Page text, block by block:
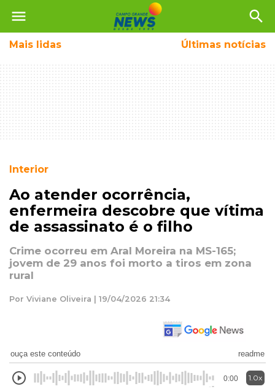
menu search
Mais lidas Últimas notícias
Interior
Ao atender ocorrência,
enfermeira descobre que vítima
de assassinato é o filho
Crime ocorreu em Aral Moreira na MS-165;
jovem de 29 anos foi morto a tiros em zona
rural
Por Viviane Oliveira | 19/04/2026 21:34
ouça este conteúdo readme
0:00 1.0x